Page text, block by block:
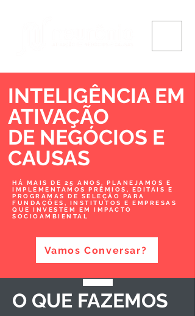
INTELIGÊNCIA EM
ATIVAÇÃO
DE NEGÓCIOS E
CAUSAS
HÁ MAIS DE 25 ANOS, PLANEJAMOS E
IMPLEMENTAMOS PRÊMIOS, EDITAIS E
PROGRAMAS DE SELEÇÃO PARA
FUNDAÇÕES, INSTITUTOS E EMPRESAS
QUE INVESTEM EM IMPACTO
SOCIOAMBIENTAL
Vamos Conversar?
O QUE FAZEMOS